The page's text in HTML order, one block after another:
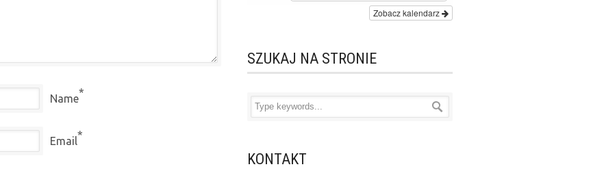
Name*
Email*
Zobacz kalendarz
SZUKAJ NA STRONIE
KONTAKT